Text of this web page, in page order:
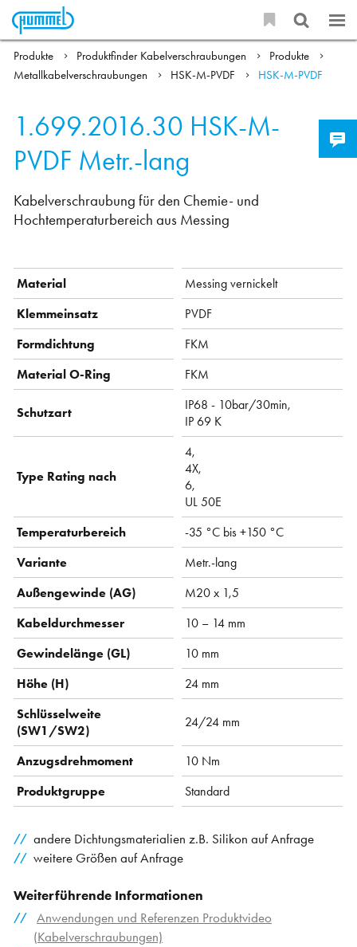
Produkte Produktfinder Kabelverschraubungen
Produkte
Metallkabelverschraubungen
HSK-M-PVDF HSK-M-PVDF
1.699.2016.30 HSK-M-
PVDF Metr.-lang
Kabelverschraubung für den Chemie- und
Hochtemperaturbereich aus Messing
Material
Messing vernickelt
Klemmeinsatz
PVDF
Formdichtung
FKM
Material O-Ring
FKM
Schutzart
IP68 - 10bar/30min,
IP 69 K
Type Rating nach
4,
4X,
6,
UL 50E
Temperaturbereich
-35 °C bis +150 °C
Variante
Metr.-lang
Außengewinde (AG)
M20 x 1,5
Kabeldurchmesser
10 – 14 mm
Gewindelänge (GL)
10 mm
Höhe (H)
24 mm
Schlüsselweite
(SW1/SW2)
24/24 mm
Anzugsdrehmoment
10 Nm
Produktgruppe
Standard
andere Dichtungsmaterialien z.B. Silikon auf Anfrage
weitere Größen auf Anfrage
Weiterführende Informationen
Anwendungen und Referenzen Produktvideo
(Kabelverschraubungen)